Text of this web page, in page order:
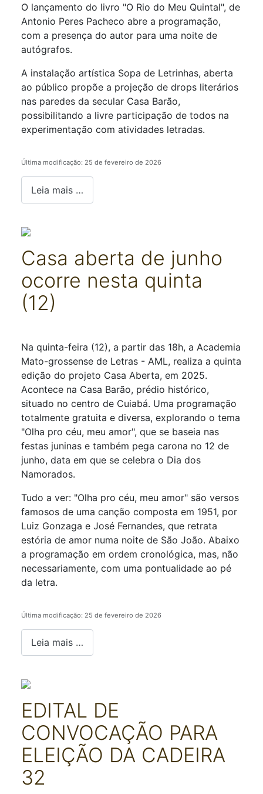
O lançamento do livro "O Rio do Meu Quintal", de
Antonio Peres Pacheco abre a programação,
com a presença do autor para uma noite de
autógrafos.
A instalação artística Sopa de Letrinhas, aberta
ao público propõe a projeção de drops literários
nas paredes da secular Casa Barão,
possibilitando a livre participação de todos na
experimentação com atividades letradas.
Última modificação: 25 de fevereiro de 2026
Leia mais …
Casa aberta de junho
ocorre nesta quinta
(12)
Na quinta-feira (12), a partir das 18h, a Academia
Mato-grossense de Letras - AML, realiza a quinta
edição do projeto Casa Aberta, em 2025.
Acontece na Casa Barão, prédio histórico,
situado no centro de Cuiabá. Uma programação
totalmente gratuita e diversa, explorando o tema
"Olha pro céu, meu amor", que se baseia nas
festas juninas e também pega carona no 12 de
junho, data em que se celebra o Dia dos
Namorados.
Tudo a ver: "Olha pro céu, meu amor" são versos
famosos de uma canção composta em 1951, por
Luiz Gonzaga e José Fernandes, que retrata
estória de amor numa noite de São João. Abaixo
a programação em ordem cronológica, mas, não
necessariamente, com uma pontualidade ao pé
da letra.
Última modificação: 25 de fevereiro de 2026
Leia mais …
EDITAL DE
CONVOCAÇÃO PARA
ELEIÇÃO DA CADEIRA
32